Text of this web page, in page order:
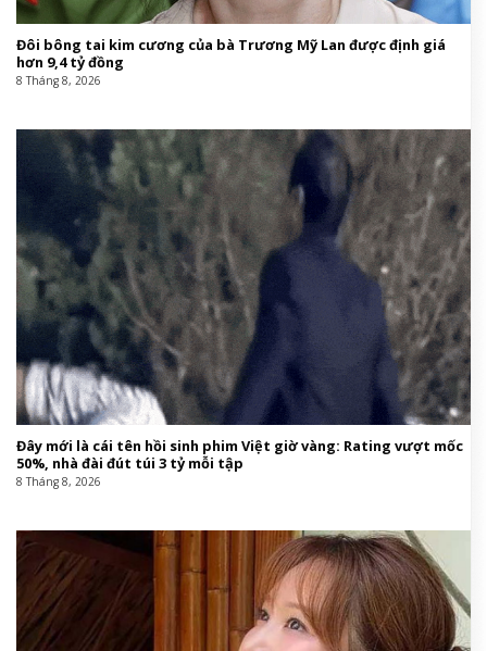
Đôi bông tai kim cương của bà Trương Mỹ Lan được định giá
hơn 9,4 tỷ đồng
8 Tháng 8, 2026
Đây mới là cái tên hồi sinh phim Việt giờ vàng: Rating vượt mốc
50%, nhà đài đút túi 3 tỷ mỗi tập
8 Tháng 8, 2026